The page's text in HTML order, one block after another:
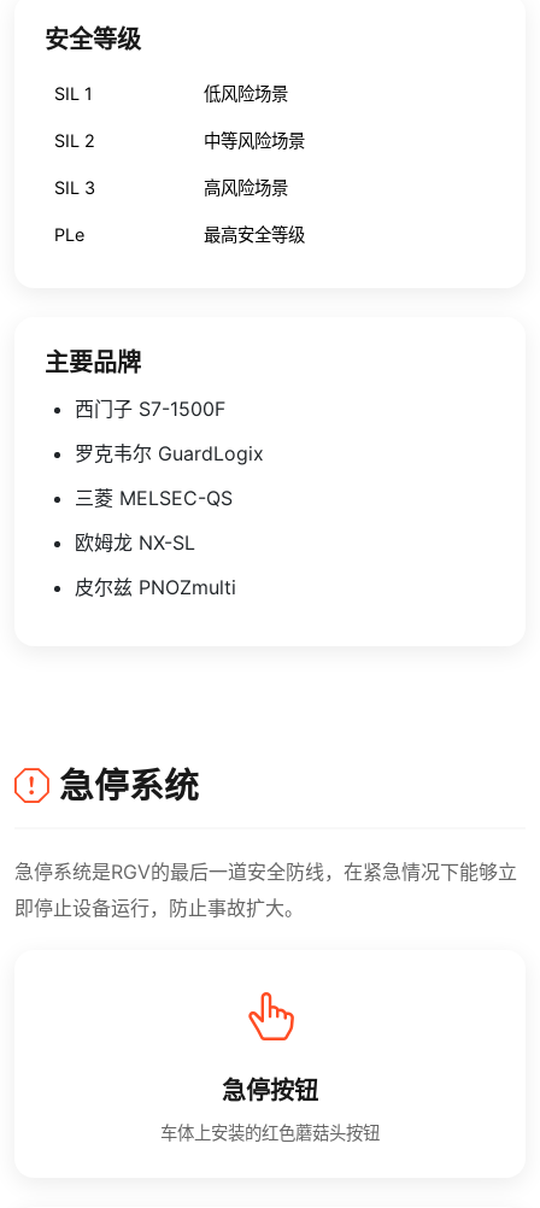
安全等级
SIL 1 低风险场景
SIL 2 中等风险场景
SIL 3 高风险场景
PLe 最高安全等级
主要品牌
西门子 S7-1500F
罗克韦尔 GuardLogix
三菱 MELSEC-QS
欧姆龙 NX-SL
皮尔兹 PNOZmulti
急停系统
急停系统是RGV的最后一道安全防线，在紧急情况下能够立
即停止设备运行，防止事故扩大。
急停按钮
车体上安装的红色蘑菇头按钮